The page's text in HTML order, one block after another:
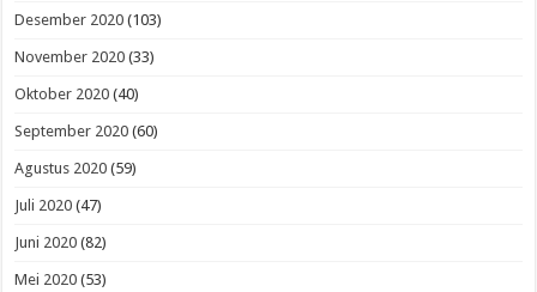
Desember 2020 (103)
November 2020 (33)
Oktober 2020 (40)
September 2020 (60)
Agustus 2020 (59)
Juli 2020 (47)
Juni 2020 (82)
Mei 2020 (53)